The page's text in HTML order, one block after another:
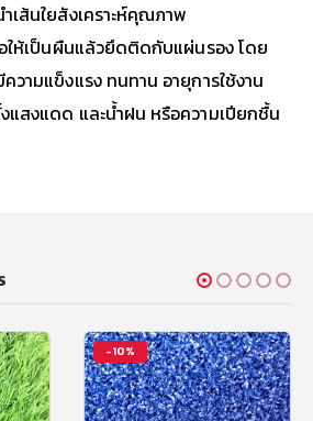
ส้นใยสังเคราะห์คุณภาพ
ห้เป็นผืนแล้วยึดติดกับแผ่นรอง โดย
วามแข็งแรง ทนทาน อายุการใช้งาน
แสงแดด และน้ำฝน หรือความเปียกชื้น
-13%